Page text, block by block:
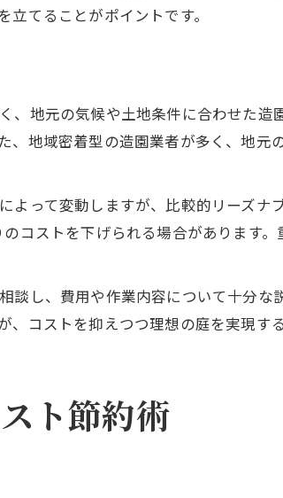
てることがポイントです。
地元の気候や土地条件に合わせた造
地域密着型の造園業者が多く、地元
って変動しますが、比較的リーズナ
コストを下げられる場合があります
し、費用や作業内容について十分な
コストを抑えつつ理想の庭を実現する
ト節約術